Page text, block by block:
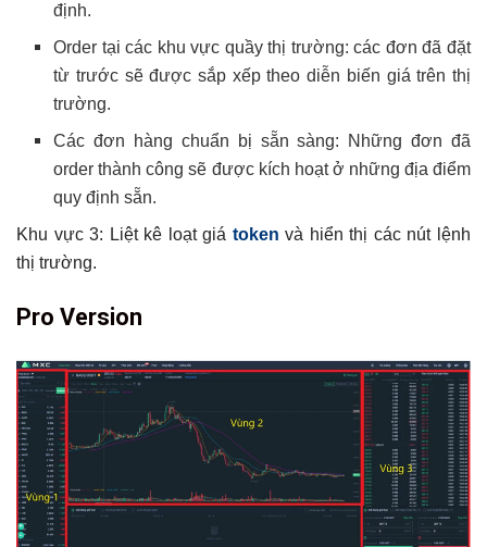
định.
Order tại các khu vực quầy thị trường: các đơn đã đặt
từ trước sẽ được sắp xếp theo diễn biến giá trên thị
trường.
Các đơn hàng chuẩn bị sẵn sàng: Những đơn đã
order thành công sẽ được kích hoạt ở những địa điểm
quy định sẵn.
Khu vực 3: Liệt kê loạt giá token và hiển thị các nút lệnh
thị trường.
Pro Version